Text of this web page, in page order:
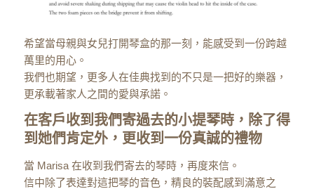
希望當母親與女兒打開琴盒的那一刻，能感受到一份跨越
萬里的用心。
我們也期望，更多人在佳典找到的不只是一把好的樂器，
更承載著家人之間的愛與承諾。
在客戶收到我們寄過去的小提琴時，除了得
到她們肯定外，更收到一份真誠的禮物
當 Marisa 在收到我們寄去的琴時，再度來信。
信中除了表達對這把琴的音色，精良的裝配感到滿意之